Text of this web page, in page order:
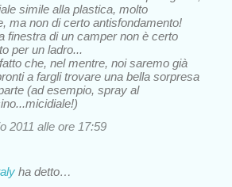
simile alla plastica, molto
ma non di certo antisfondamento!
finestra di un camper non è certo
per un ladro...
che, nel mentre, noi saremo già
a fargli trovare una bella sorpresa
(ad esempio, spray al
2011 alle ore 17:59
ha detto…